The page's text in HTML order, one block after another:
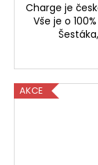
Charge je
Vše je o
AKCE